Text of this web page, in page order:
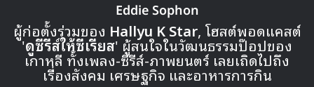
Eddie Sophon
ผู้ก่อตั้งร่วมของ Hallyu K Star, โฮสต์พอดแคสต์
'ดูซีรีส์ให้ซีเรียส' ผู้สนใจในวัฒนธรรมป๊อปของ
เกาหลี ทั้งเพลง-ซีรีส์-ภาพยนตร์ เลยเถิดไปถึง
เรื่องสังคม เศรษฐกิจ และอาหารการกิน